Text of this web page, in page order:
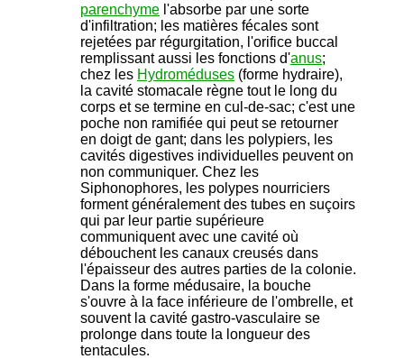
parenchyme l'absorbe par une sorte
d'infiltration; les matières fécales sont
rejetées par régurgitation, l'orifice buccal
remplissant aussi les fonctions d'anus;
chez les Hydroméduses (forme hydraire),
la cavité stomacale règne tout le long du
corps et se termine en cul-de-sac; c'est une
poche non ramifiée qui peut se retourner
en doigt de gant; dans les polypiers, les
cavités digestives individuelles peuvent on
non communiquer. Chez les
Siphonophores, les polypes nourriciers
forment généralement des tubes en suçoirs
qui par leur partie supérieure
communiquent avec une cavité où
débouchent les canaux creusés dans
l'épaisseur des autres parties de la colonie.
Dans la forme médusaire, la bouche
s'ouvre à la face inférieure de l'ombrelle, et
souvent la cavité gastro-vasculaire se
prolonge dans toute la longueur des
tentacules.